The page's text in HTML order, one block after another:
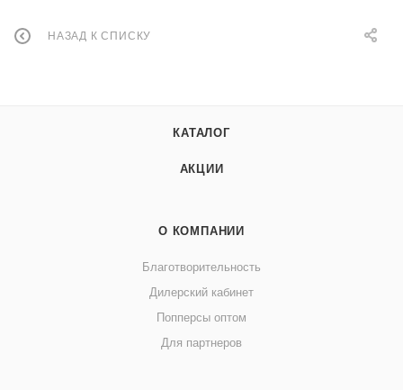
НАЗАД К СПИСКУ
КАТАЛОГ
АКЦИИ
О КОМПАНИИ
Благотворительность
Дилерский кабинет
Попперсы оптом
Для партнеров